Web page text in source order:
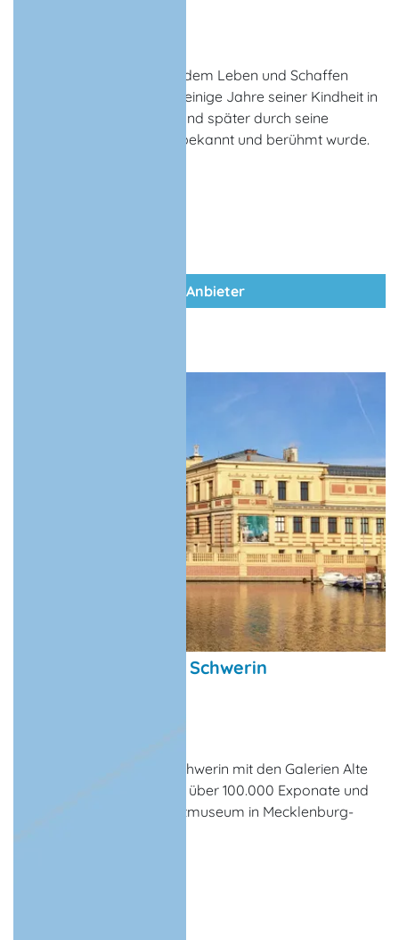
Das Museum widmet sich dem Leben und Schaffen
Heinrich Schliemanns, der einige Jahre seiner Kindheit in
Ankershagen verbrachte und später durch seine
Ausgrabungen von Troja bekannt und berühmt wurde.
zum Anbieter
Staatliches Museum Schwerin
Das Staatliche Museum Schwerin mit den Galerien Alte
und Neue Meister umfasst über 100.000 Exponate und
ist damit das größte Kunstmuseum in Mecklenburg-